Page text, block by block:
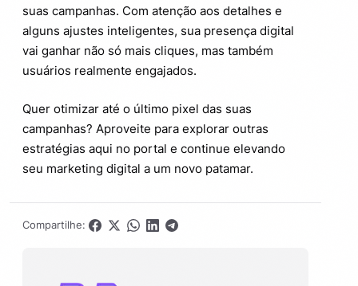
suas campanhas. Com atenção aos detalhes e
alguns ajustes inteligentes, sua presença digital
vai ganhar não só mais cliques, mas também
usuários realmente engajados.
Quer otimizar até o último pixel das suas
campanhas? Aproveite para explorar outras
estratégias aqui no portal e continue elevando
seu marketing digital a um novo patamar.
Compartilhe: